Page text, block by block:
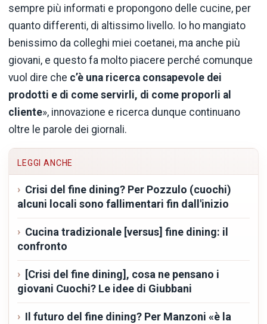
sempre più informati e propongono delle cucine, per
quanto differenti, di altissimo livello. Io ho mangiato
benissimo da colleghi miei coetanei, ma anche più
giovani, e questo fa molto piacere perché comunque
vuol dire che c’è una ricerca consapevole dei
prodotti e di come servirli, di come proporli al
cliente», innovazione e ricerca dunque continuano
oltre le parole dei giornali.
LEGGI ANCHE
Crisi del fine dining? Per Pozzulo (cuochi)
alcuni locali sono fallimentari fin dall'inizio
Cucina tradizionale [versus] fine dining: il
confronto
[Crisi del fine dining], cosa ne pensano i
giovani Cuochi? Le idee di Giubbani
Il futuro del fine dining? Per Manzoni «è la